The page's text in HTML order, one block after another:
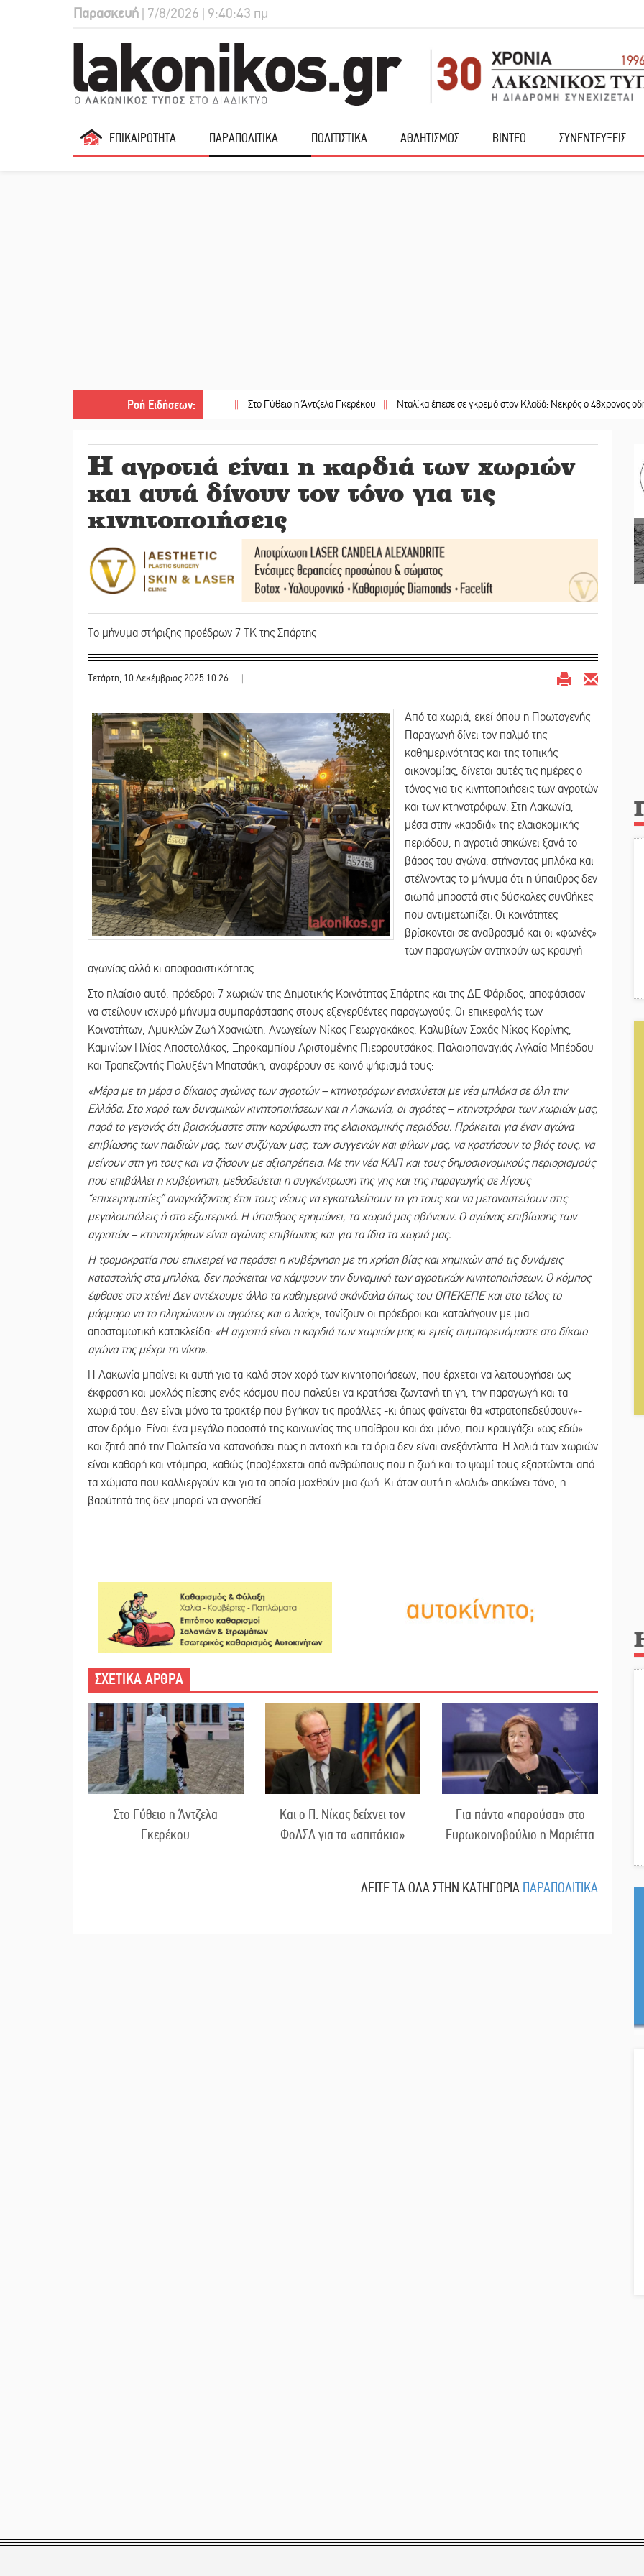
Παρασκευή | 7/8/2026 | 9:40:44 πμ
ΕΠΙΚΑΙΡΟΤΗΤΑ ΠΑΡΑΠΟΛΙΤΙΚΑ ΠΟΛΙΤΙΣΤΙΚΑ ΑΘΛΗΤΙΣΜΟΣ ΒΙΝΤΕΟ ΣΥΝΕΝΤΕΥΞΕΙΣ
Ροή Ειδήσεων:
|| Στο Γύθειο η Άντζελα Γκερέκου || Νταλίκα έπεσε σε γκρεμό στον Κλαδά: Νεκρός ο 48χρονος οδηγός ||
Η αγροτιά είναι η καρδιά των χωριών
και αυτά δίνουν τον τόνο για τις
κινητοποιήσεις
Το μήνυμα στήριξης προέδρων 7 ΤΚ της Σπάρτης
Τετάρτη, 10 Δεκέμβριος 2025 10:26 |
Από τα χωριά, εκεί όπου η Πρωτογενής
Παραγωγή δίνει τον παλμό της
καθημερινότητας και της τοπικής
οικονομίας, δίνεται αυτές τις ημέρες ο
τόνος για τις κινητοποιήσεις των αγροτών
και των κτηνοτρόφων. Στη Λακωνία,
μέσα στην «καρδιά» της ελαιοκομικής
περιόδου, η αγροτιά σηκώνει ξανά το
βάρος του αγώνα, στήνοντας μπλόκα και
στέλνοντας το μήνυμα ότι η ύπαιθρος δεν
σιωπά μπροστά στις δύσκολες συνθήκες
που αντιμετωπίζει. Οι κοινότητες
βρίσκονται σε αναβρασμό και οι «φωνές»
των παραγωγών αντηχούν ως κραυγή
αγωνίας αλλά κι αποφασιστικότητας.
Στο πλαίσιο αυτό, πρόεδροι 7 χωριών της Δημοτικής Κοινότητας Σπάρτης και της ΔΕ Φάριδος, αποφάσισαν
να στείλουν ισχυρό μήνυμα συμπαράστασης στους εξεγερθέντες παραγωγούς. Οι επικεφαλής των
Κοινοτήτων, Αμυκλών Ζωή Χρανιώτη, Ανωγείων Νίκος Γεωργακάκος, Καλυβίων Σοχάς Νίκος Κορίνης,
Καμινίων Ηλίας Αποστολάκος, Ξηροκαμπίου Αριστομένης Πιερρουτσάκος, Παλαιοπαναγιάς Αγλαΐα Μπέρδου
και Τραπεζοντής Πολυξένη Μπατσάκη, αναφέρουν σε κοινό ψήφισμά τους:
«Μέρα με τη μέρα ο δίκαιος αγώνας των αγροτών – κτηνοτρόφων ενισχύεται με νέα μπλόκα σε όλη την
Ελλάδα. Στο χορό των δυναμικών κινητοποιήσεων και η Λακωνία, οι αγρότες – κτηνοτρόφοι των χωριών μας,
παρά το γεγονός ότι βρισκόμαστε στην κορύφωση της ελαιοκομικής περιόδου. Πρόκειται για έναν αγώνα
επιβίωσης των παιδιών μας, των συζύγων μας, των συγγενών και φίλων μας, να κρατήσουν το βιός τους, να
μείνουν στη γη τους και να ζήσουν με αξιοπρέπεια. Με την νέα ΚΑΠ και τους δημοσιονομικούς περιορισμούς
που επιβάλλει η κυβέρνηση, μεθοδεύεται η συγκέντρωση της γης και της παραγωγής σε λίγους
“επιχειρηματίες” αναγκάζοντας έτσι τους νέους να εγκαταλείπουν τη γη τους και να μεταναστεύουν στις
μεγαλουπόλεις ή στο εξωτερικό. Η ύπαιθρος ερημώνει, τα χωριά μας σβήνουν. Ο αγώνας επιβίωσης των
αγροτών – κτηνοτρόφων είναι αγώνας επιβίωσης και για τα ίδια τα χωριά μας.
Η τρομοκρατία που επιχειρεί να περάσει η κυβέρνηση με τη χρήση βίας και χημικών από τις δυνάμεις
καταστολής στα μπλόκα, δεν πρόκειται να κάμψουν την δυναμική των αγροτικών κινητοποιήσεων. Ο κόμπος
έφθασε στο χτένι! Δεν αντέχουμε άλλο τα καθημερινά σκάνδαλα όπως του ΟΠΕΚΕΠΕ και στο τέλος το
μάρμαρο να το πληρώνουν οι αγρότες και ο λαός», τονίζουν οι πρόεδροι και καταλήγουν με μια
αποστομωτική κατακλείδα: «Η αγροτιά είναι η καρδιά των χωριών μας κι εμείς συμπορευόμαστε στο δίκαιο
αγώνα της μέχρι τη νίκη».
Η Λακωνία μπαίνει κι αυτή για τα καλά στον χορό των κινητοποιήσεων, που έρχεται να λειτουργήσει ως
έκφραση και μοχλός πίεσης ενός κόσμου που παλεύει να κρατήσει ζωντανή τη γη, την παραγωγή και τα
χωριά του. Δεν είναι μόνο τα τρακτέρ που βγήκαν τις προάλλες -κι όπως φαίνεται θα «στρατοπεδεύσουν»-
στον δρόμο. Είναι ένα μεγάλο ποσοστό της κοινωνίας της υπαίθρου και όχι μόνο, που κραυγάζει «ως εδώ»
και ζητά από την Πολιτεία να κατανοήσει πως η αντοχή και τα όρια δεν είναι ανεξάντλητα. Η λαλιά των χωριών
είναι καθαρή και ντόμπρα, καθώς (προ)έρχεται από ανθρώπους που η ζωή και το ψωμί τους εξαρτώνται από
τα χώματα που καλλιεργούν και για τα οποία μοχθούν μια ζωή. Κι όταν αυτή η «λαλιά» σηκώνει τόνο, η
βαρύτητά της δεν μπορεί να αγνοηθεί…
ΣΧΕΤΙΚΑ ΑΡΘΡΑ
Στο Γύθειο η Άντζελα
Γκερέκου
Και ο Π. Νίκας δείχνει τον
ΦοΔΣΑ για τα «σπιτάκια»
Για πάντα «παρούσα» στο
Ευρωκοινοβούλιο η Μαριέττα
ΔΕΙΤΕ ΤΑ ΟΛΑ ΣΤΗΝ ΚΑΤΗΓΟΡΙΑ ΠΑΡΑΠΟΛΙΤΙΚΑ